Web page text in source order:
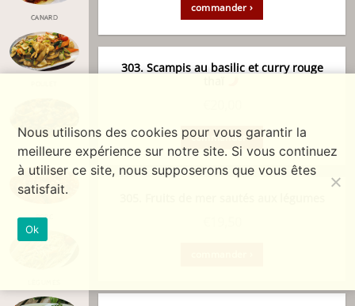
CANARD
BŒUF
PORC
commander ›
303. Scampis au basilic et curry rouge
commander ›
Nous utilisons des cookies pour vous garantir la
meilleure expérience sur notre site. Si vous continuez
à utiliser ce site, nous supposerons que vous êtes
satisfait.
Ok